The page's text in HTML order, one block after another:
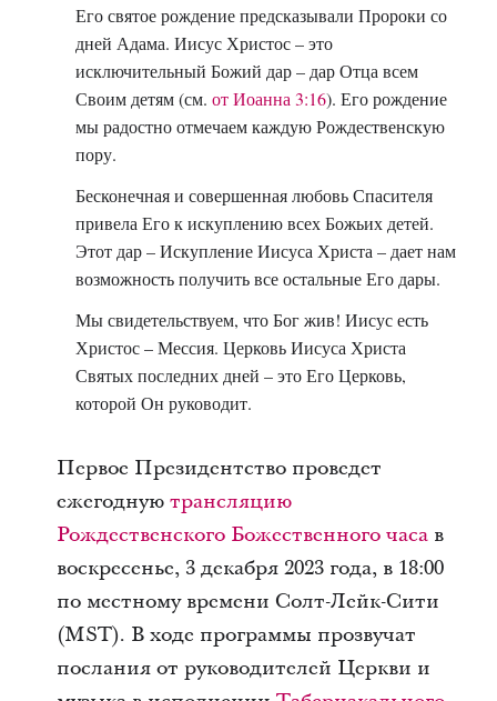
Его святое рождение предсказывали Пророки со
дней Адама. Иисус Христос – это
исключительный Божий дар – дар Отца всем
Своим детям (см. от Иоанна 3:16). Его рождение
мы радостно отмечаем каждую Рождественскую
пору.
Бесконечная и совершенная любовь Спасителя
привела Его к искуплению всех Божьих детей.
Этот дар – Искупление Иисуса Христа – дает нам
возможность получить все остальные Его дары.
Мы свидетельствуем, что Бог жив! Иисус есть
Христос – Мессия. Церковь Иисуса Христа
Святых последних дней – это Его Церковь,
которой Он руководит.
Первое Президентство проведет
ежегодную трансляцию
Рождественского Божественного часав
воскресенье, 3 декабря 2023 года, в 18:00
по местному времени Солт-Лейк-Сити
(MST). В ходе программы прозвучат
послания от руководителей Церкви и